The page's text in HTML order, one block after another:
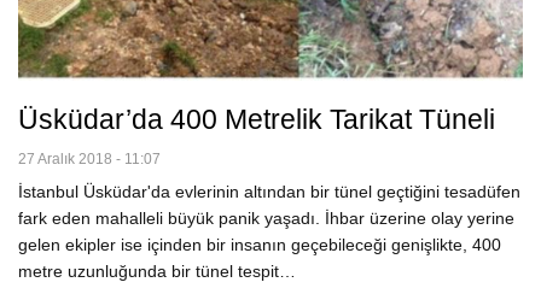
Üsküdar’da 400 Metrelik Tarikat Tüneli
27 Aralık 2018 - 11:07
İstanbul Üsküdar'da evlerinin altından bir tünel geçtiğini tesadüfen
fark eden mahalleli büyük panik yaşadı. İhbar üzerine olay yerine
gelen ekipler ise içinden bir insanın geçebileceği genişlikte, 400
metre uzunluğunda bir tünel tespit…